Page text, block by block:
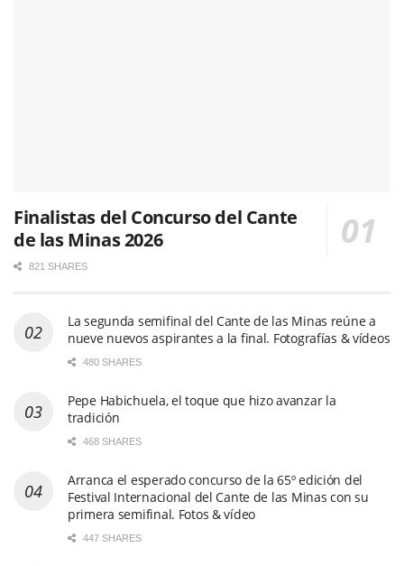
Finalistas del Concurso del Cante
de las Minas 2026
821 SHARES
La segunda semifinal del Cante de las Minas reúne a
nueve nuevos aspirantes a la final. Fotografías & vídeos
480 SHARES
Pepe Habichuela, el toque que hizo avanzar la
tradición
468 SHARES
Arranca el esperado concurso de la 65º edición del
Festival Internacional del Cante de las Minas con su
primera semifinal. Fotos & vídeo
447 SHARES